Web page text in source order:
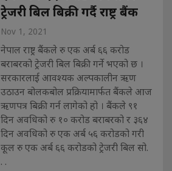
ट्रेजरी बिल बिक्री गर्दै राष्ट्र बैंक
Nov 1, 2021
नेपाल राष्ट्र बैंकले रु एक अर्ब ६६ करोड
बराबरको ट्रेजरी बिल बिक्री गर्ने भएको छ ।
सरकारलाई आवश्यक अल्पकालीन ऋण
उठाउन बोलकबोल प्रक्रियामार्फत बैंकले आज
ऋणपत्र बिक्री गर्न लागेको हो । बैंकले ९१
दिन अवधिको रु १० करोड बराबरको र ३६४
दिन अवधिको रु एक अर्ब ५६ करोडको गरी
कूल रु एक अर्ब ६६ करोडको ट्रेजरी बिल सो.
. .